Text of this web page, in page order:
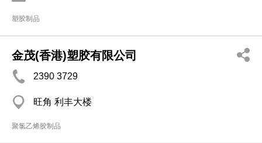
塑胶制品
金茂(香港)塑胶有限公司
2390 3729
旺角 利丰大楼
聚氯乙烯胶制品